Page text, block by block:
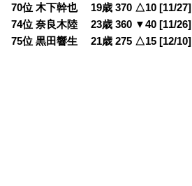
70位 木下幹也 19歳 370 △10 [11/27]
74位 奈良木陸 23歳 360 ▼40 [11/26]
75位 黒田響生 21歳 275 △15 [12/10]